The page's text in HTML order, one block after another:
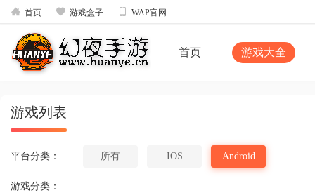
 首页  游戏盒子  WAP官网
首页 游戏大全
游戏列表
平台分类： 所有 IOS Android
游戏分类：